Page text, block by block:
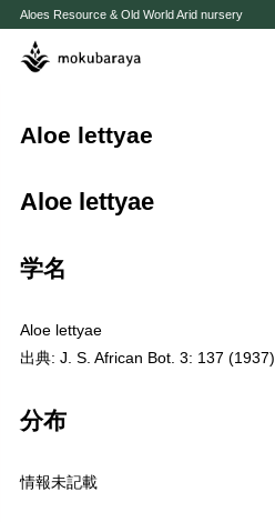
Aloes Resource & Old World Arid nursery
Aloe lettyae
Aloe lettyae
学名
Aloe lettyae
出典: J. S. African Bot. 3: 137 (1937)
分布
情報未記載